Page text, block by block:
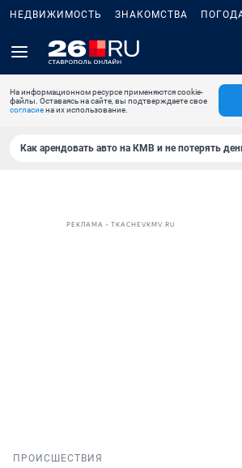
НЕДВИЖИМОСТЬ ЗНАКОМСТВА
На информационном ресурсе применяются cookie-
файлы. Оставаясь на сайте, вы подтверждаете свое
согласиена их использование.
Как арендовать авто на КМВ и не потерять
РЕКЛАМА • TKACHEVKMV.RU
ПРОИСШЕСТВИЯ